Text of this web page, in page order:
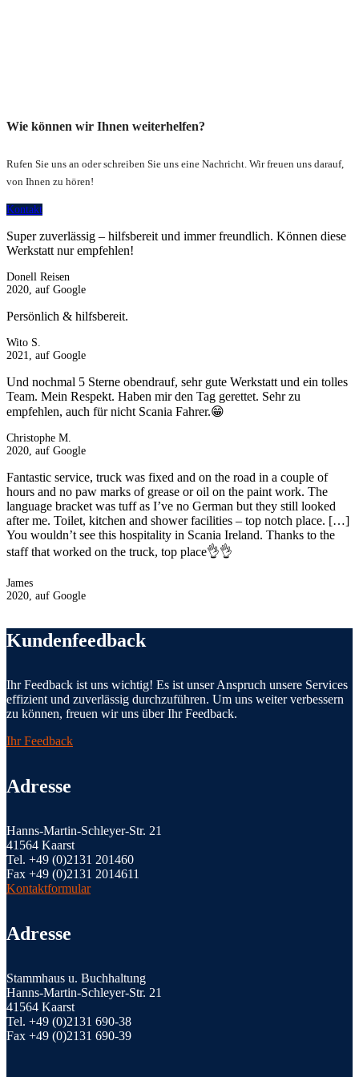
Wie können wir Ihnen weiterhelfen?
Rufen Sie uns an oder schreiben Sie uns eine Nachricht. Wir freuen uns darauf,
von Ihnen zu hören!
Kontakt
Super zuverlässig – hilfsbereit und immer freundlich. Können diese
Werkstatt nur empfehlen!
Donell Reisen
2020, auf Google
Persönlich & hilfsbereit.
Wito S.
2021, auf Google
Und nochmal 5 Sterne obendrauf, sehr gute Werkstatt und ein tolles
Team. Mein Respekt. Haben mir den Tag gerettet. Sehr zu
empfehlen, auch für nicht Scania Fahrer.😁
Christophe M.
2020, auf Google
Fantastic service, truck was fixed and on the road in a couple of
hours and no paw marks of grease or oil on the paint work. The
language bracket was tuff as I’ve no German but they still looked
after me. Toilet, kitchen and shower facilities – top notch place. […]
You wouldn’t see this hospitality in Scania Ireland. Thanks to the
staff that worked on the truck, top place👌👌
James
2020, auf Google
Kundenfeedback
Ihr Feedback ist uns wichtig! Es ist unser Anspruch unsere Services
effizient und zuverlässig durchzuführen. Um uns weiter verbessern
zu können, freuen wir uns über Ihr Feedback.
Ihr Feedback
Adresse
Hanns-Martin-Schleyer-Str. 21
41564 Kaarst
Tel. +49 (0)2131 201460
Fax +49 (0)2131 2014611
Kontaktformular
Adresse
Stammhaus u. Buchhaltung
Hanns-Martin-Schleyer-Str. 21
41564 Kaarst
Tel. +49 (0)2131 690-38
Fax +49 (0)2131 690-39